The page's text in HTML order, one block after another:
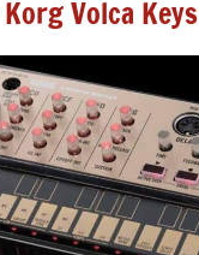
Volca Keys